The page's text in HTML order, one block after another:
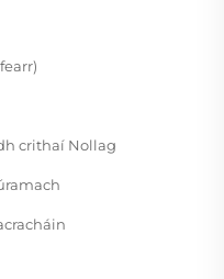
crithaí Nollag